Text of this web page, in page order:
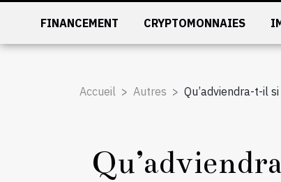
FINANCEMENT CRYPTOMONNAIES
Accueil Autres Qu’adviendra-t-il